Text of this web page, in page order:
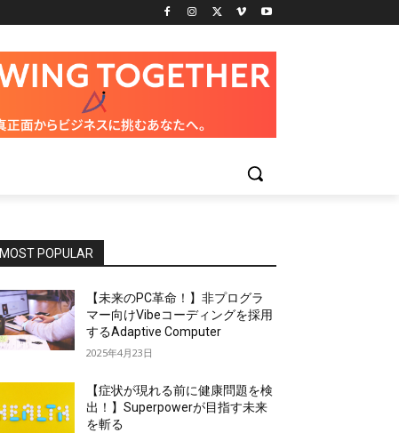
MOST POPULAR
【未来のPC革命！】非プログラ
マー向けVibeコーディングを採用
するAdaptive Computer
2025年4月23日
【症状が現れる前に健康問題を検
出！】Superpowerが目指す未来
を斬る